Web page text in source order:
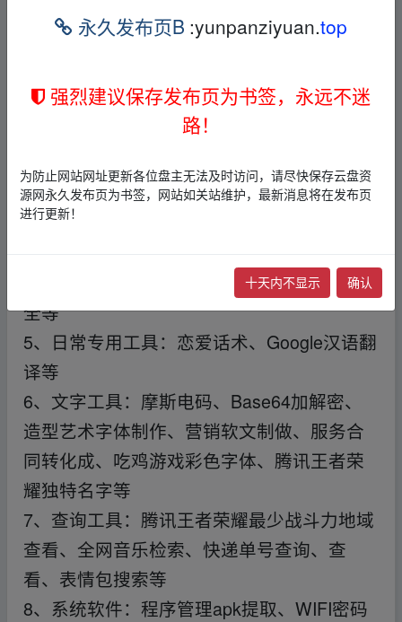
单位转换、即时汇率变换、总面积单位转换
似三阶魔方、贪食蛇、井字棋、miku音乐游
3、获取专用工具：照片选值链、视頻提取音
频、B站封面提取、短视频解析/去水印、网
易音乐分析、分析、樱花动漫分析等
文字图片化、GIF图溶解、壁纸大全、头像大
全等
5、日常专用工具：恋爱话术、Google汉语翻
译等
6、文字工具：摩斯电码、Base64加解密、
造型艺术字体制作、营销软文制做、服务合
同转化成、吃鸡游戏彩色字体、腾讯王者荣
耀独特名字等
7、查询工具：腾讯王者荣耀最少战斗力地域
查看、全网音乐检索、快递单号查询、查
看、表情包搜索等
8、系统软件：程序管理apk提取、WIFI密码
永久发布页B :yunpanziyuan.top
强烈建议保存发布页为书签，永远不迷
路！
为防止网站网址更新各位盘主无法及时访问，请尽快保存云盘资
源网永久发布页为书签，网站如关站维护，最新消息将在发布页
进行更新！
十天内不显示 确认